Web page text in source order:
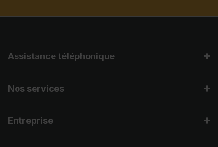
Assistance téléphonique
Nos services
Entreprise